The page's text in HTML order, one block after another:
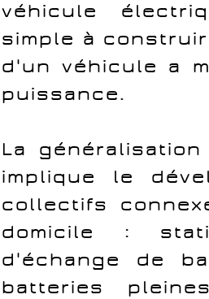
véhicule
simple à
d'un véhicule a
puissance.
La
implique le
collectifs
domicile :
d'échange de
batteries